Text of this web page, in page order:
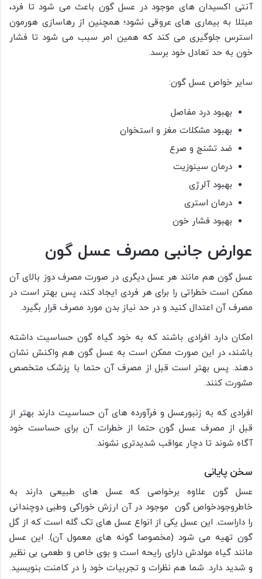
آنتی اکسیدان های موجود در عسل گون باعث می شود تا فرد،
مبتلا به بیماری های عروقی نشود؛ همچنین از رهاسازی هورمون
استرس جلوگیری می کند که همین امر سبب می شود تا فشار
خون به حد تعادل خود برسد.
سایر خواص عسل گون:
بهبود درد مفاصل
بهبود مشکلات مغز و استخوان
ضد تشنج و صرع
درمان سینوزیت
بهبود آلرژی
درمان استری
بهبود فشار خون
عوارض جانبی مصرف عسل گون
عسل گون هم مانند هر عسل دیگری در صورت مصرف دوز بالای آن
ممکن است خطراتی را برای هر فردی ایجاد کند، پس بهتر است در
مصرف آن اعتدال کنید و در حد نیاز بدن مورد مصرف قرار بگیرد.
امکان دارد افرادی باشند که به خود گیاه گون حساسیت داشته
باشند، در این صورت ممکن است به عسل گون هم واکنش نشان
دهند. پس بهتر است قبل از مصرف آن حتما با پزشک متخصص
مشورت کنند.
افرادی که به زنبورعسل و فرآورده های آن حساسیت دارند بهتر از
قبل از مصرف عسل گون حتما از خطرات آن برای حساست خود
آگاه شوند تا دچار عواقب شدیدتری نشوند.
سخن پایانی
عسل گون علاوه برخواصی که عسل های طبیعی دارند به
خاطروجودخواص گون موجود در آن ارزش خوراکی وطبی دوچندانی
را داراست. این عسل یکی از انواع عسل های تک گله است که از گل
گون تهیه می شود (مخصوصا گونه های معمول آن). این عسل
مانند گیاه مولدش دارای رایحه است و بوی خاص و طعمی بی نظیر
و شدید دارد. شما هم نظرات و تجربیات خود را در کامنت بنویسید.